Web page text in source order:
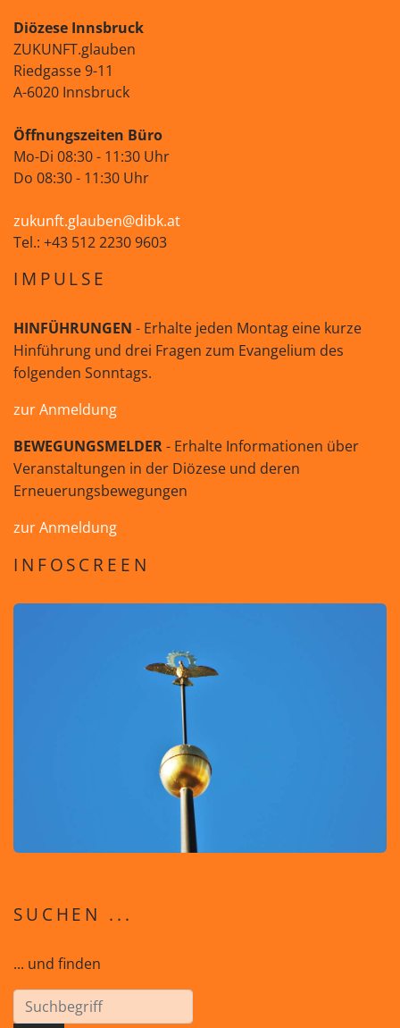
Diözese Innsbruck
ZUKUNFT.glauben
Riedgasse 9-11
A-6020 Innsbruck
Öffnungszeiten Büro
Mo-Di 08:30 - 11:30 Uhr
Do 08:30 - 11:30 Uhr
zukunft.glauben@dibk.at
Tel.: +43 512 2230 9603
IMPULSE
HINFÜHRUNGEN - Erhalte jeden Montag eine kurze
Hinführung und drei Fragen zum Evangelium des
folgenden Sonntags.
zur Anmeldung
BEWEGUNGSMELDER- Erhalte Informationen über
Veranstaltungen in der Diözese und deren
Erneuerungsbewegungen
zur Anmeldung
INFOSCREEN
SUCHEN ...
... und finden